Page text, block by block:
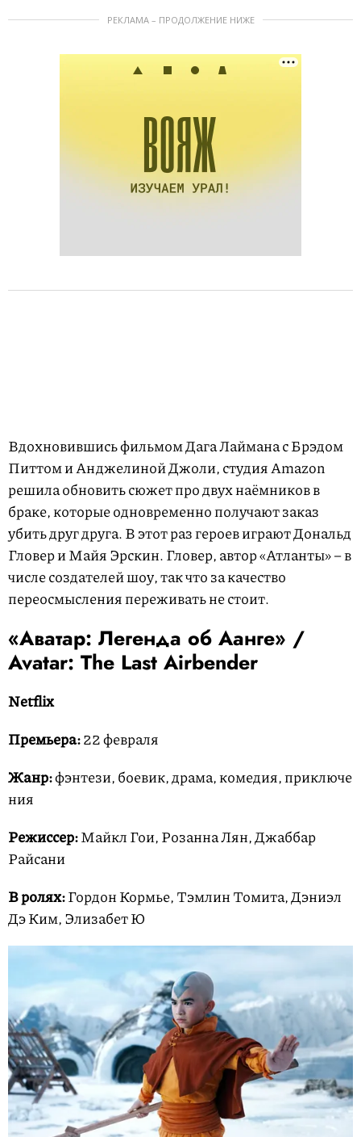
РЕКЛАМА – ПРОДОЛЖЕНИЕ НИЖЕ
Вдохновившись фильмом Дага Лаймана с Брэдом
Питтом и Анджелиной Джоли, студия Amazon
решила обновить сюжет про двух наёмников в
браке, которые одновременно получают заказ
убить друг друга. В этот раз героев играют Дональд
Гловер и Майя Эрскин. Гловер, автор «Атланты» – в
числе создателей шоу, так что за качество
переосмысления переживать не стоит.
«Аватар: Легенда об Аанге» /
Avatar: The Last Airbender
Netflix
Премьера:22 февраля
Жанр:фэнтези, боевик, драма, комедия, приключе
ния
Режиссер:Майкл Гои, Розанна Лян, Джаббар
Райсани
В ролях:Гордон Кормье, Тэмлин Томита, Дэниэл
Дэ Ким, Элизабет Ю